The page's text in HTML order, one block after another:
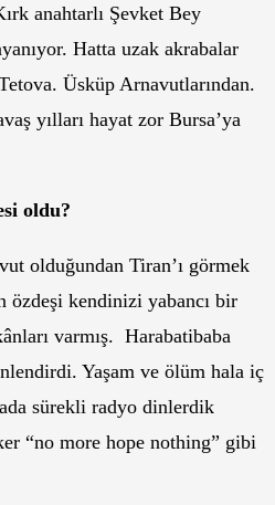
anahtarlı Şevket Bey
Hatta uzak akrabalar
Üsküp Arnavutlarından.
yılları hayat zor Bursa’ya
oldu?
olduğundan Tiran’ı görmek
özdeşi kendinizi yabancı bir
varmış. Harabatibaba
Yaşam ve ölüm hala iç
sürekli radyo dinlerdik
“no more hope nothing” gibi